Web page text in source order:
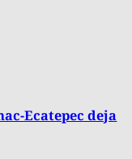
Ecatepec deja